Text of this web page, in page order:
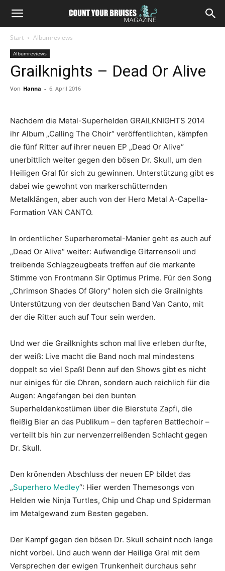
Start Albumreviews
Albumreviews
Grailknights – Dead Or Alive
Von Hanna - 6. April 2016
Nachdem die Metal-Superhelden GRAILKNIGHTS 2014
ihr Album „Calling The Choir“ veröffentlichten, kämpfen
die fünf Ritter auf ihrer neuen EP „Dead Or Alive“
unerbittlich weiter gegen den bösen Dr. Skull, um den
Heiligen Gral für sich zu gewinnen. Unterstützung gibt es
dabei wie gewohnt von markerschütternden
Metalklängen, aber auch von der Hero Metal A-Capella-
Formation VAN CANTO.
In ordentlicher Superherometal-Manier geht es auch auf
„Dead Or Alive“ weiter: Aufwendige Gitarrensoli und
treibende Schlagzeugbeats treffen auf die markante
Stimme von Frontmann Sir Optimus Prime. Für den Song
„Chrimson Shades Of Glory“ holen sich die Grailnights
Unterstützung von der deutschen Band Van Canto, mit
der die Ritter auch auf Tour sein werden.
Und wer die Grailknights schon mal live erleben durfte,
der weiß: Live macht die Band noch mal mindestens
doppelt so viel Spaß! Denn auf den Shows gibt es nicht
nur einiges für die Ohren, sondern auch reichlich für die
Augen: Angefangen bei den bunten
Superheldenkostümen über die Bierstute Zapfi, die
fleißig Bier an das Publikum – den tapferen Battlechoir –
verteilt bis hin zur nervenzerreißenden Schlacht gegen
Dr. Skull.
Den krönenden Abschluss der neuen EP bildet das
„Superhero Medley“: Hier werden Themesongs von
Helden wie Ninja Turtles, Chip und Chap und Spiderman
im Metalgewand zum Besten gegeben.
Der Kampf gegen den bösen Dr. Skull scheint noch lange
nicht vorbei. Und auch wenn der Heilige Gral mit dem
Versprechen der ewigen Trunkenheit durchaus sehr